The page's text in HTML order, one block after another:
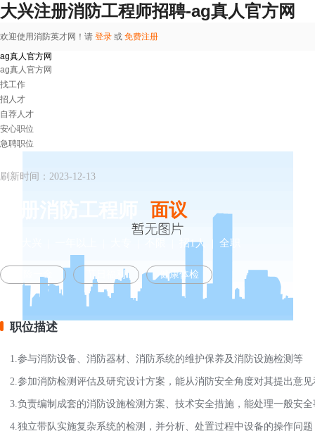
大兴注册消防工程师招聘-ag真人官方网
欢迎使用消防英才网！请 登录 或 免费注册
ag真人官方网
ag真人官方网
找工作
招人才
自荐人才
安心职位
急聘职位
刷新时间：2023-12-13
面议
| 一年以上 | 大专 | 不限 | 招1人 | 全职
五险一金 节日福利 健康体检
职位描述
1.参与消防设备、消防器材、消防系统的维护保养及消防设施检测等
2.参加消防检测评估及研究设计方案，能从消防安全角度对其提出意
3.负责编制成套的消防设施检测方案、技术安全措施，能处理一般安全
4.独立带队实施复杂系统的检测，并分析、处置过程中设备的操作问题